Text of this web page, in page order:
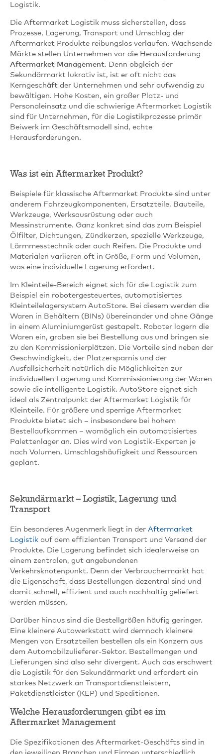
Logistik.
Die Aftermarket Logistik muss sicherstellen, dass
Prozesse, Lagerung, Transport und Umschlag der
Aftermarket Produkte reibungslos verlaufen. Wachsende
Märkte stellen Unternehmen vor die Herausforderung
Aftermarket Management. Denn obgleich der
Sekundärmarkt lukrativ ist, ist er oft nicht das
Kerngeschäft der Unternehmen und sehr aufwendig zu
bewältigen. Hohe Kosten, ein großer Platz- und
Personaleinsatz und die schwierige Aftermarket Logistik
sind für Unternehmen, für die Logistikprozesse primär
Beiwerk im Geschäftsmodell sind, echte
Herausforderungen.
Was ist ein Aftermarket Produkt?
Beispiele für klassische Aftermarket Produkte sind unter
anderem Fahrzeugkomponenten, Ersatzteile, Bauteile,
Werkzeuge, Werksausrüstung oder auch
Messinstrumente. Ganz konkret sind das zum Beispiel
Ölfilter, Dichtungen, Zündkerzen, spezielle Werkzeuge,
Lärmmesstechnik oder auch Reifen. Die Produkte und
Materialen variieren oft in Größe, Form und Volumen,
was eine individuelle Lagerung erfordert.
Im Kleinteile-Bereich eignet sich für die Logistik zum
Beispiel ein robotergesteuertes, automatisiertes
Kleinteilelagersystem AutoStore. Bei diesem werden die
Waren in Behältern (BINs) übereinander und ohne Gänge
in einem Aluminiumgerüst gestapelt. Roboter lagern die
Waren ein, graben sie bei Bestellung aus und bringen sie
zu den Kommissionierplätzen. Die Vorteile sind neben der
Geschwindigkeit, der Platzersparnis und der
Ausfallsicherheit natürlich die Möglichkeiten zur
individuellen Lagerung und Kommissionierung der Waren
sowie die intelligente Logistik. AutoStore eignet sich
ideal als Zentralpunkt der Aftermarket Logistik für
Kleinteile. Für größere und sperrige Aftermarket
Produkte bietet sich – insbesondere bei hohem
Bestellaufkommen – womöglich ein automatisiertes
Palettenlager an. Dies wird von Logistik-Experten je
nach Volumen, Umschlagshäufigkeit und Ressourcen
geplant.
Sekundärmarkt – Logistik, Lagerung und
Transport
Ein besonderes Augenmerk liegt in der Aftermarket
Logistik auf dem effizienten Transport und Versand der
Produkte. Die Lagerung befindet sich idealerweise an
einem zentralen, gut angebundenen
Verkehrsknotenpunkt. Denn der Verbrauchermarkt hat
die Eigenschaft, dass Bestellungen dezentral sind und
damit schnell, effizient und auch nachhaltig geliefert
werden müssen.
Darüber hinaus sind die Bestellgrößen häufig geringer.
Eine kleinere Autowerkstatt wird demnach kleinere
Mengen von Ersatzteilen bestellen als ein Konzern aus
dem Automobilzulieferer-Sektor. Bestellmengen und
Lieferungen sind also sehr divergent. Auch das erschwert
die Logistik für den Sekundärmarkt und erfordert ein
starkes Netzwerk an Transportdienstleistern,
Paketdienstleister (KEP) und Speditionen.
Welche Herausforderungen gibt es im
Aftermarket Management
Die Spezifikationen des Aftermarket-Geschäfts sind in